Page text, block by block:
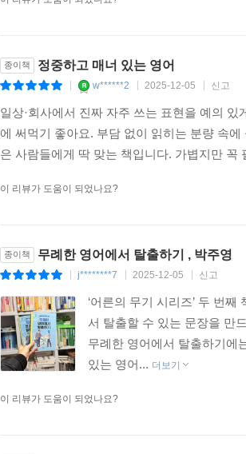
종이책 정중하고 매너 있는 영어
w******2 2025-12-05 신고
일상·회사에서 진짜 자주 쓰는 표현을 예의
에 써먹기 좋아요. 부담 없이 읽히는 분량 속
은 사람들에게 딱 맞는 책입니다. 가볍지만 꼭
이 리뷰가 도움이 되었나요?
종이책 무례한 영어에서 탈출하기 , 박주영
j********7 2025-12-05 신고
‘어른의 무기 시리즈’ 두 번
서 탈출할 수 있는 문장을 만
무례한 영어에서 탈출하기에
있는 영어... 더보기
이 리뷰가 도움이 되었나요?